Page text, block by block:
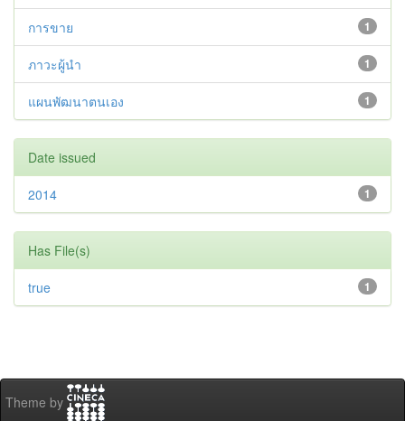
1
การขาย
1
ภาวะผู้นำ
1
แผนพัฒนาตนเอง
Date issued
1
2014
Has File(s)
1
true
Theme by